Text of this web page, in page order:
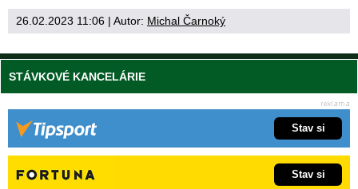
26.02.2023 11:06 | Autor: Michal Čarnoký
STÁVKOVÉ KANCELÁRIE
Stav si
Stav si